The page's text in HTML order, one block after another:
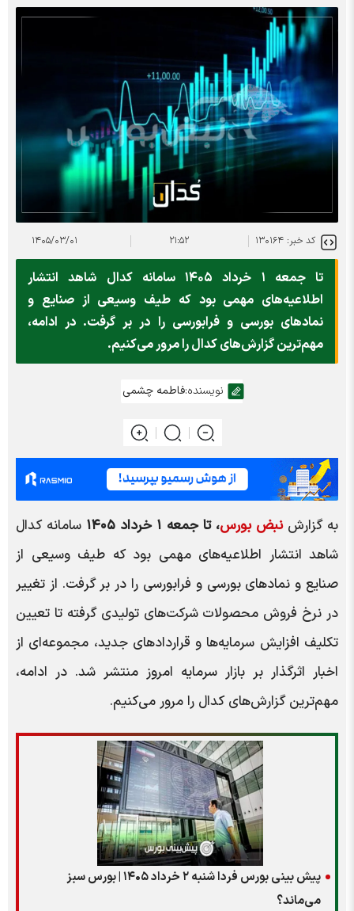
کد خبر: ۱۳۰۱۶۴ ۲۱:۵۲ ۱۴۰۵/۰۳/۰۱
تا جمعه ۱ خرداد ۱۴۰۵ سامانه کدال شاهد انتشار
اطلاعیه‌های مهمی بود که طیف وسیعی از صنایع و
نمادهای بورسی و فرابورسی را در بر گرفت. در ادامه،
مهم‌ترین گزارش‌های کدال را مرور می‌کنیم.
نویسنده:فاطمه چشمی
به گزارش نبض بورس، تا جمعه ۱ خرداد ۱۴۰۵
سامانه کدال
شاهد انتشار اطلاعیه‌های مهمی بود که طیف وسیعی از
صنایع و نمادهای بورسی و فرابورسی را در بر گرفت. از تغییر
در نرخ فروش محصولات شرکت‌های تولیدی گرفته تا تعیین
تکلیف افزایش سرمایه‌ها و قراردادهای جدید، مجموعه‌ای از
اخبار اثرگذار بر بازار سرمایه امروز منتشر شد. در ادامه،
مهم‌ترین گزارش‌های کدال را مرور می‌کنیم.
پیش بینی بورس فردا شنبه ۲ خرداد ۱۴۰۵ | بورس سبز
می‌ماند؟